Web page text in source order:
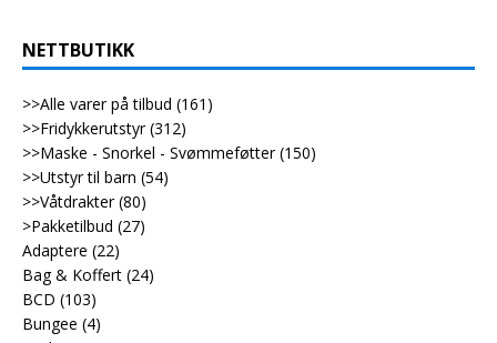
NETTBUTIKK
>>Alle varer på tilbud (161)
>>Fridykkerutstyr (312)
>>Maske - Snorkel - Svømmeføtter (150)
>>Utstyr til barn (54)
>>Våtdrakter (80)
>Pakketilbud (27)
Adaptere (22)
Bag & Koffert (24)
BCD (103)
Bungee (4)